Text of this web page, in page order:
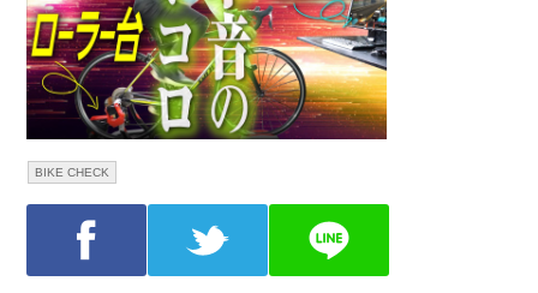
BIKE CHECK